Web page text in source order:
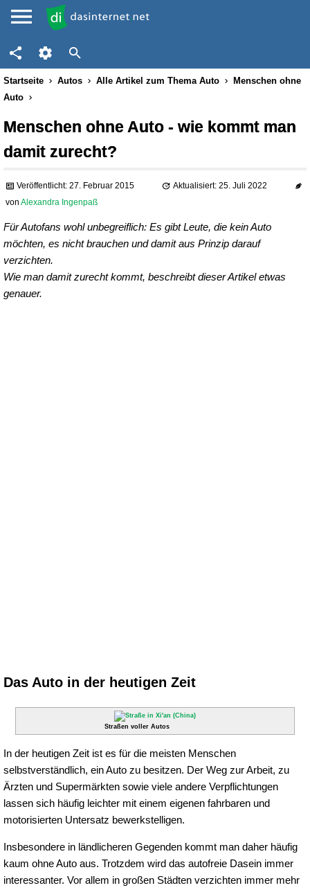
Startseite Autos Alle Artikel zum Thema Auto
Menschen ohne
Auto
Menschen ohne Auto - wie kommt man
damit zurecht?
Veröffentlicht: 27. Februar 2015
Aktualisiert: 25. Juli 2022
von Alexandra Ingenpaß
Für Autofans wohl unbegreiflich: Es gibt Leute, die kein Auto
möchten, es nicht brauchen und damit aus Prinzip darauf
verzichten.
Wie man damit zurecht kommt, beschreibt dieser Artikel etwas
genauer.
Das Auto in der heutigen Zeit
Straßen voller Autos
In der heutigen Zeit ist es für die meisten Menschen
selbstverständlich, ein Auto zu besitzen. Der Weg zur Arbeit, zu
Ärzten und Supermärkten sowie viele andere Verpflichtungen
lassen sich häufig leichter mit einem eigenen fahrbaren und
motorisierten Untersatz bewerkstelligen.
Insbesondere in ländlicheren Gegenden kommt man daher häufig
kaum ohne Auto aus. Trotzdem wird das autofreie Dasein immer
interessanter. Vor allem in großen Städten verzichten immer mehr